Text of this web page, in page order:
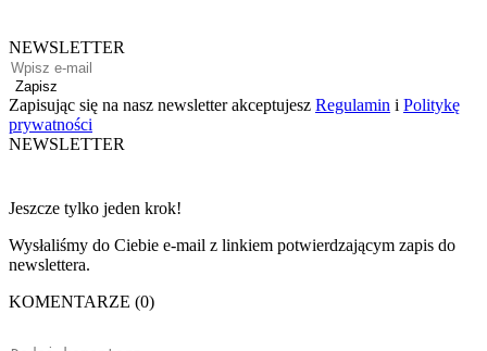
NEWSLETTER
Zapisz
Zapisując się na nasz newsletter akceptujesz Regulamin i Politykę
prywatności
NEWSLETTER
Jeszcze tylko jeden krok!
Wysłaliśmy do Ciebie e-mail z linkiem potwierdzającym zapis do
newslettera.
KOMENTARZE (0)